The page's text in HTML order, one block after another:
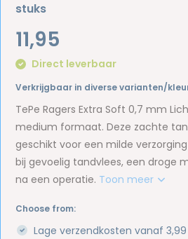
stuks
11,95
Direct leverbaar
Verkrijgbaar in diverse varianten/
TePe Ragers Extra Soft 0,7 mm
medium formaat. Deze zachte
geschikt voor een milde
bij gevoelig tandvlees, een droge
na een operatie. Toon meer
Choose from:
Lage verzendkosten vanaf